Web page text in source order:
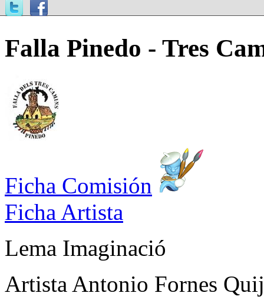
Falla Pinedo - Tres
Ficha Comisión
Ficha Artista
Lema Imaginació
Artista Antonio Fornes